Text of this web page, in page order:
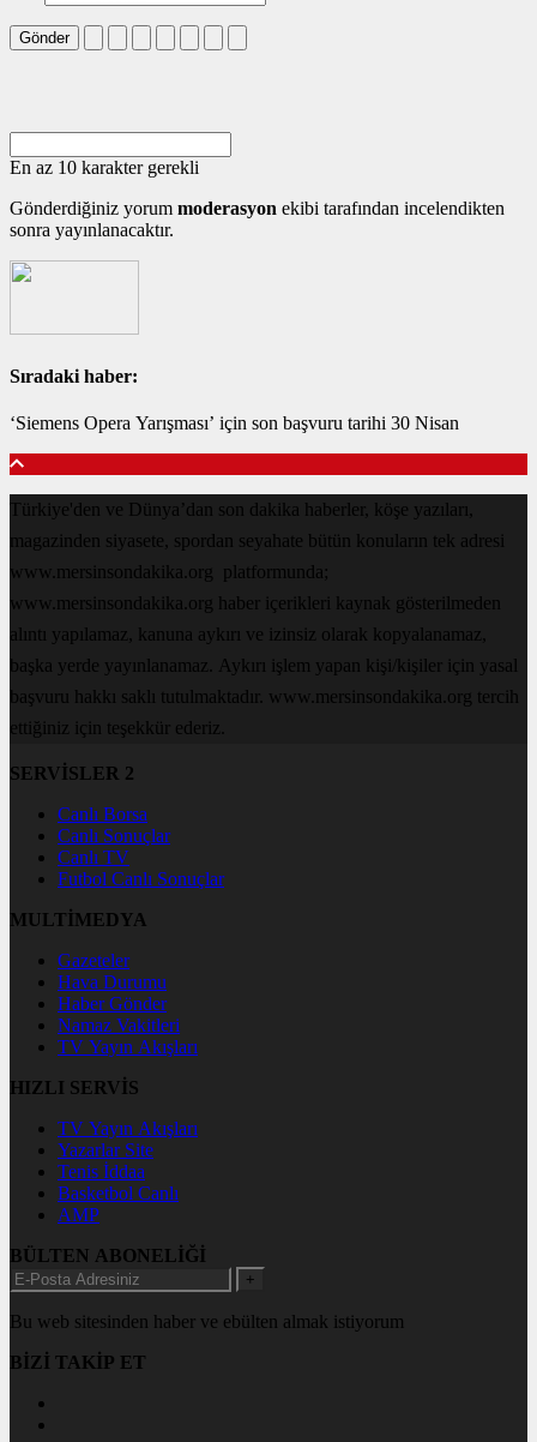
Gönder
En az 10 karakter gerekli
Gönderdiğiniz yorum moderasyon ekibi tarafından incelendikten
sonra yayınlanacaktır.
Sıradaki haber:
‘Siemens Opera Yarışması’ için son başvuru tarihi 30 Nisan
Türkiye'den ve Dünya’dan son dakika haberler, köşe yazıları,
magazinden siyasete, spordan seyahate bütün konuların tek adresi
www.mersinsondakika.org platformunda;
www.mersinsondakika.org haber içerikleri kaynak gösterilmeden
alıntı yapılamaz, kanuna aykırı ve izinsiz olarak kopyalanamaz,
başka yerde yayınlanamaz. Aykırı işlem yapan kişi/kişiler için yasal
başvuru hakkı saklı tutulmaktadır. www.mersinsondakika.org tercih
ettiğiniz için teşekkür ederiz.
SERVİSLER 2
Canlı Borsa
Canlı Sonuçlar
Canlı TV
Futbol Canlı Sonuçlar
MULTİMEDYA
Gazeteler
Hava Durumu
Haber Gönder
Namaz Vakitleri
TV Yayın Akışları
HIZLI SERVİS
TV Yayın Akışları
Yazarlar Site
Tenis İddaa
Basketbol Canlı
AMP
BÜLTEN ABONELİĞİ
+
Bu web sitesinden haber ve ebülten almak istiyorum
BİZİ TAKİP ET